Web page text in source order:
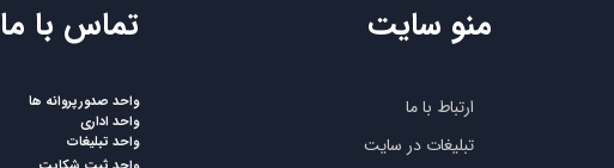
ارتباط با ما
تبلیغات در سایت
منو سایت ​تماس با ما
واحد صدورپروانه ها
واحد اداری
واحد تبلیغات